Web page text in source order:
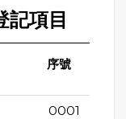
項目
序號
0001